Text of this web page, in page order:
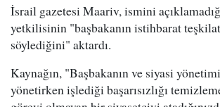
İsrail gazetesi Maariv, ismini
yetkilisinin "başbakanın istihbarat
söylediğini" aktardı.
Kaynağın, "Başbakanın ve siyasi
yönetirken işlediği başarısızlığı